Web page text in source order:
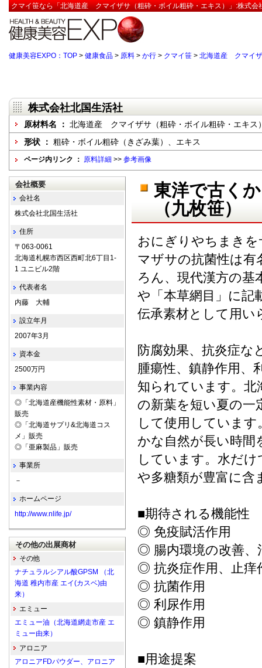
クマイ笹なら「北海道産 クマイザサ（粗砕・ボイル粗砕・エキス）」:株式会
健康美容EXPO：TOP > 健康食品 > 原料 > か行 > クマイ笹 > 北海道産 クマイザ
株式会社北国生活社
原材料名 ： 北海道産 クマイザサ（粗砕・ボイル粗砕・エキス
形状 ： 粗砕・ボイル粗砕（きざみ葉）、エキス
ページ内リンク ： 原料詳細 >> 参考画像
東洋で古く
（九枚笹）
おにぎりやちまき
マザサの抗菌性は有
ろん、現代漢方の基
や「本草網目」に記
伝承素材として用い
防腐効果、抗炎症な
腫瘍性、鎮静作用、
知られています。北
の新葉を短い夏の一
して使用していま
かな自然が長い時間
しています。水だ
や多糖類が豊富に含
■期待される機能性
◎ 免疫賦活作用
◎ 腸内環境の改善、
◎ 抗炎症作用、止痒
◎ 抗菌作用
◎ 利尿作用
◎ 鎮静作用
■用途提案
会社概要
会社名
株式会社北国生活社
住所
〒063-0061
北海道札幌市西区西町北6丁目1-
1 ユニビル2階
代表者名
内藤 大輔
設立年月
2007年3月
資本金
2500万円
事業内容
◎「北海道産機能性素材・原料」
販売
◎「北海道サプリ&北海道コス
メ」販売
◎「亜麻製品」販売
事業所
－
ホームページ
http://www.nlife.jp/
その他の出展商材
その他
ナチュラルシアル酸GPSM （北
海道 稚内市産 エイ(カスベ)由
来）
エミュー
エミュー油（北海道網走市産 エ
ミュー由来）
アロニア
アロニアFDパウダー、アロニア